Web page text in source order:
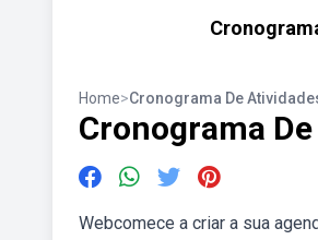
Home>Cronograma De
Cronograma
Webcomece a criar a sua